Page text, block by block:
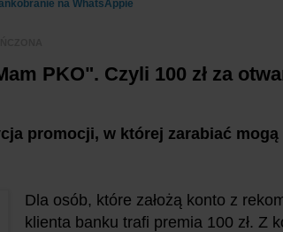
na WhatsAppie
PKO". Czyli 100 zł za
promocji, w której zarabiać
Dla osób, które założą konto z
klienta banku trafi premia 100 zł. Z